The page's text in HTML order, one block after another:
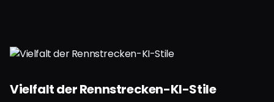
Vielfalt der Rennstrecken-KI-Stile